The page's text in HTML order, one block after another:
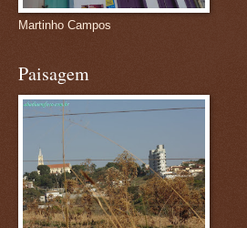
Martinho Campos
Paisagem